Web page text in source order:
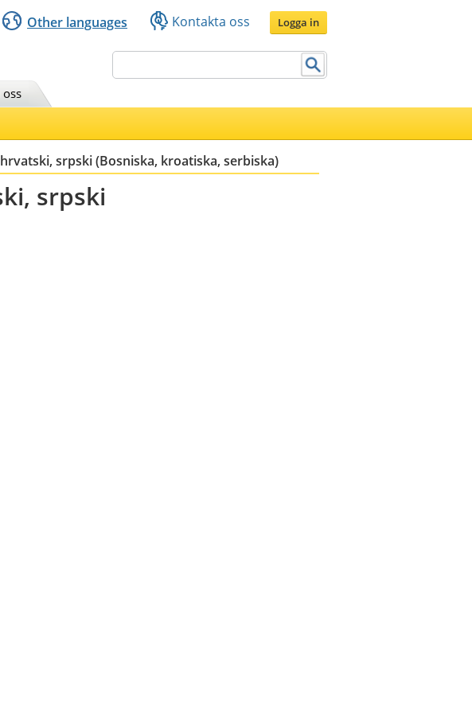
Other languages Kontakta oss Logga in
srpski (Bosniska, kroatiska, serbiska)
srpski